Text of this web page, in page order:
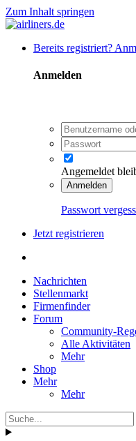
Zum Inhalt springen
Bereits registriert?
Anmelden
Angemeldet
Anmelden
Passwort
Jetzt registrieren
Nachrichten
Stellenmarkt
Firmenfinder
Forum
Community-
Alle Aktivitäten
Mehr
Shop
Mehr
Mehr